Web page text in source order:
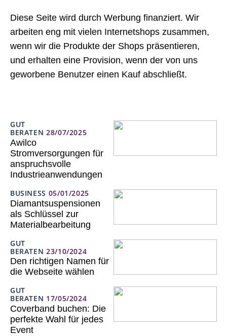
Diese Seite wird durch Werbung finanziert. Wir
arbeiten eng mit vielen Internetshops zusammen,
wenn wir die Produkte der Shops präsentieren,
und erhalten eine Provision, wenn der von uns
geworbene Benutzer einen Kauf abschließt.
GUT
BERATEN 28/07/2025
Awilco
Stromversorgungen für
anspruchsvolle
Industrieanwendungen
BUSINESS 05/01/2025
Diamantsuspensionen
als Schlüssel zur
Materialbearbeitung
GUT
BERATEN 23/10/2024
Den richtigen Namen für
die Webseite wählen
GUT
BERATEN 17/05/2024
Coverband buchen: Die
perfekte Wahl für jedes
Event